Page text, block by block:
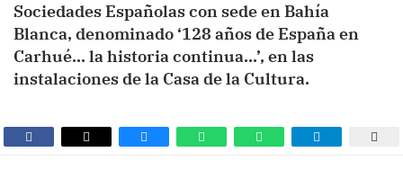
Sociedades Españolas con sede en Bahía
Blanca, denominado ‘128 años de España en
Carhué... la historia continua...’, en las
instalaciones de la Casa de la Cultura.